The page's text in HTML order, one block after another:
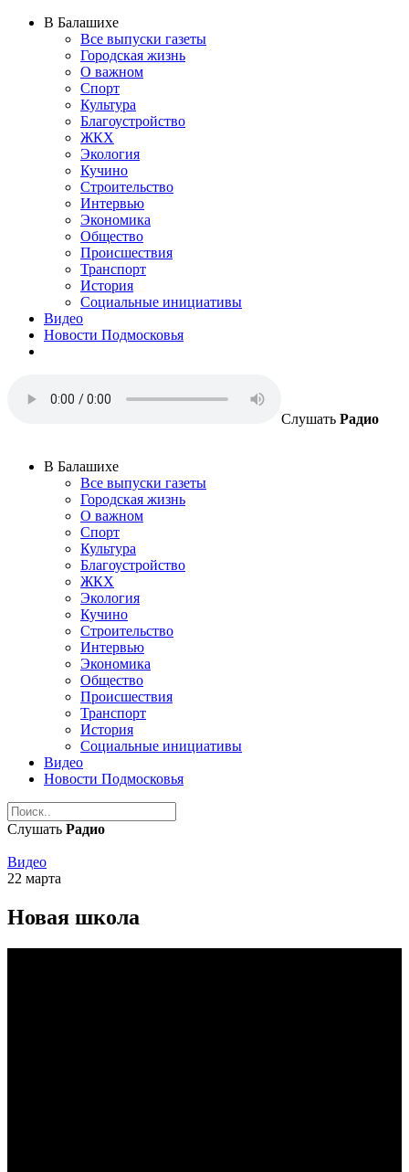
В Балашихе
Все выпуски газеты
Городская жизнь
О важном
Спорт
Культура
Благоустройство
ЖКХ
Экология
Кучино
Строительство
Интервью
Экономика
Общество
Происшествия
Транспорт
История
Социальные инициативы
Видео
Новости Подмосковья
Слушать Радио
В Балашихе
Все выпуски газеты
Городская жизнь
О важном
Спорт
Культура
Благоустройство
ЖКХ
Экология
Кучино
Строительство
Интервью
Экономика
Общество
Происшествия
Транспорт
История
Социальные инициативы
Видео
Новости Подмосковья
Слушать Радио
Видео
22 марта
Новая школа